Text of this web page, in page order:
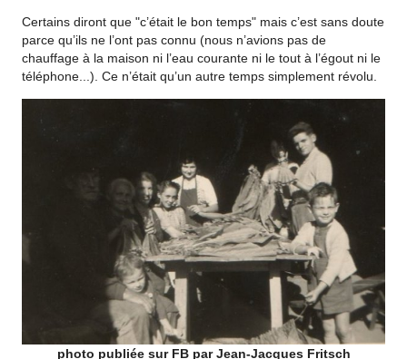
Certains diront que "c’était le bon temps" mais c’est sans doute
parce qu’ils ne l’ont pas connu (nous n’avions pas de
chauffage à la maison ni l’eau courante ni le tout à l’égout ni le
téléphone...). Ce n’était qu’un autre temps simplement révolu.
photo publiée sur FB par Jean-Jacques Fritsch